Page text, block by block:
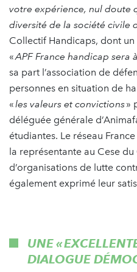
votre expérience, nul doute
diversité de la société civile
Collectif Handicaps, dont
«APF France handicap sera
sa part l’association de
personnes en situation de
«les valeurs et convictions»
déléguée générale
étudiantes. Le réseau
la représentante au Cese
d’organisations de lutte
également exprimé leur
UNE «
DIALOGUE